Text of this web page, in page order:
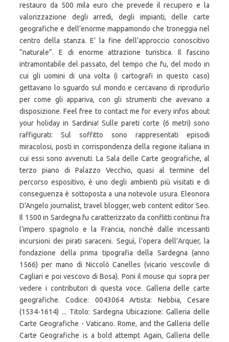
restauro da 500 mila euro che prevede il recupero e la
valorizzazione degli arredi, degli impianti, delle carte
geografiche e dell’enorme mappamondo che troneggia nel
centro della stanza. E’ la fine dell’approccio conoscitivo
“naturale”. E di enorme attrazione turistica. Il fascino
intramontabile del passato, del tempo che fu, del modo in
cui gli uomini di una volta (i cartografi in questo caso)
gettavano lo sguardo sul mondo e cercavano di riprodurlo
per come gli appariva, con gli strumenti che avevano a
disposizione. Feel free to contact me for every infos about
your holiday in Sardinia! Sulle pareti corte (6 metri) sono
raffigurati: Sul soffitto sono rappresentati episodi
miracolosi, posti in corrispondenza della regione italiana in
cui essi sono avvenuti. La Sala delle Carte geografiche, al
terzo piano di Palazzo Vecchio, quasi al termine del
percorso espositivo, è uno degli ambienti più visitati e di
conseguenza è sottoposta a una notevole usura. Eleonora
D'Angelo journalist, travel blogger, web content editor Seo.
Il 1500 in Sardegna fu caratterizzato da conflitti continui fra
l’impero spagnolo e la Francia, nonché dalle incessanti
incursioni dei pirati saraceni. Seguì, l’opera dell’Arquer, la
fondazione della prima tipografia della Sardegna (anno
1566) per mano di Niccolò Canelles (vicario vescovile di
Cagliari e poi vescovo di Bosa). Poni il mouse qui sopra per
vedere i contributori di questa voce. Galleria delle carte
geografiche. Codice: 0043064 Artista: Nebbia, Cesare
(1534-1614) ... Titolo: Sardegna Ubicazione: Galleria delle
Carte Geografiche - Vaticano. Rome, and the Galleria delle
Carte Geografiche is a bold attempt Again, Galleria delle